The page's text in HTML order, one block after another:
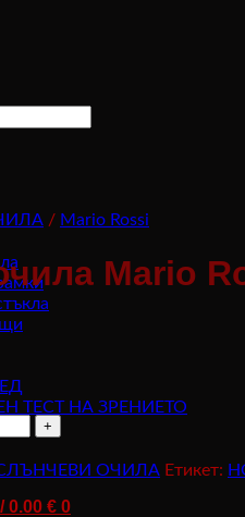
ТЕСТ НА ЗРЕНИЕТО
/ 0.00 € 0
/ Mario Rossi
Mario
ОЧИЛА Етикет: